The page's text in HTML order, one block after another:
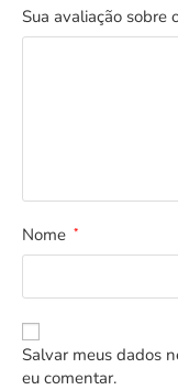
Sua avaliação sobre
Nome *
Salvar meus dados
eu comentar.